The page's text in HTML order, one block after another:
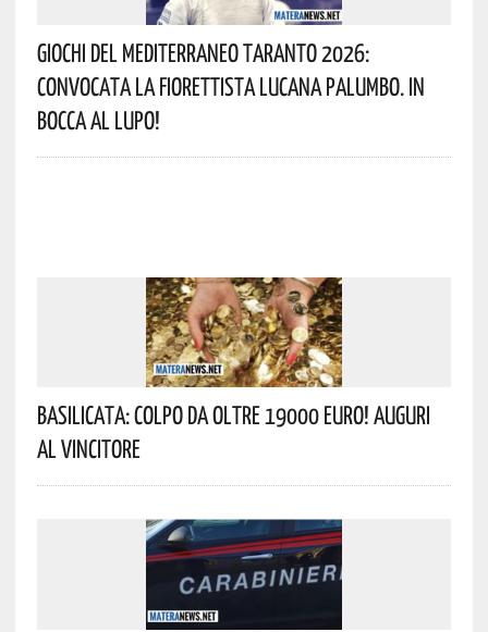
Giochi Del Mediterraneo Taranto 2026:
Convocata La Fiorettista Lucana Palumbo. In
Bocca Al Lupo!
Basilicata: Colpo Da Oltre 19000 Euro! Auguri
Al Vincitore